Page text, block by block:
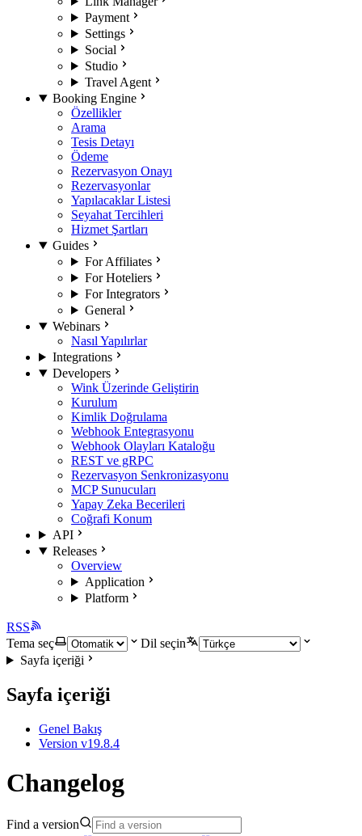
Payment
Settings
Social
Studio
Travel Agent
Booking Engine
Özellikler
Arama
Tesis Detayı
Ödeme
Rezervasyon Onayı
Rezervasyonlar
Yapılacaklar Listesi
Seyahat Tercihleri
Hizmet Şartları
Guides
For Affiliates
For Hoteliers
For Integrators
General
Webinars
Nasıl Yapılırlar
Integrations
Developers
Wink Üzerinde Geliştirin
Kurulum
Kimlik Doğrulama
Webhook Entegrasyonu
Webhook Olayları Kataloğu
REST ve gRPC
Rezervasyon Senkronizasyonu
MCP Sunucuları
Yapay Zeka Becerileri
Coğrafi Konum
API
Releases
Overview
Application
Platform
RSS
Tema seç
Dil seçin
Sayfa içeriği
Sayfa içeriği
Genel Bakış
Version v19.8.4
Changelog
Find a version